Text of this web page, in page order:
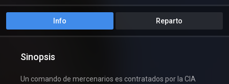
Info Reparto
Sinopsis
Un comando de mercenarios es contratados por la CIA